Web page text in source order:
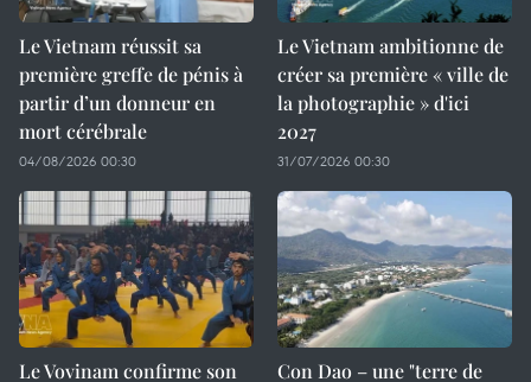
Le Vietnam réussit sa
première greffe de pénis à
partir d’un donneur en
mort cérébrale
04/08/2026 00:30
Le Vietnam ambitionne de
créer sa première « ville de
la photographie » d'ici
2027
31/07/2026 00:30
Le Vovinam confirme son Con Dao – une "terre de